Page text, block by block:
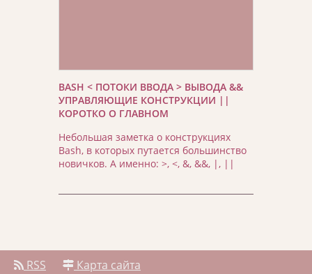
BASH < ПОТОКИ ВВОДА > ВЫВОДА &&
УПРАВЛЯЮЩИЕ КОНСТРУКЦИИ ||
КОРОТКО О ГЛАВНОМ
Небольшая заметка о конструкциях
Bash, в которых путается большинство
новичков. А именно: >, <, &, &&, |, ||
RSS
Карта сайта